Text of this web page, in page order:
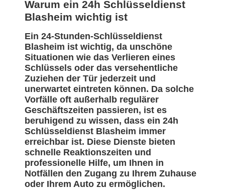
Warum ein 24h Schlüsseldienst
Blasheim wichtig ist
Ein 24-Stunden-Schlüsseldienst
Blasheim ist wichtig, da unschöne
Situationen wie das Verlieren eines
Schlüssels oder das versehentliche
Zuziehen der Tür jederzeit und
unerwartet eintreten können. Da solche
Vorfälle oft außerhalb regulärer
Geschäftszeiten passieren, ist es
beruhigend zu wissen, dass ein 24h
Schlüsseldienst Blasheim immer
erreichbar ist. Diese Dienste bieten
schnelle Reaktionszeiten und
professionelle Hilfe, um Ihnen in
Notfällen den Zugang zu Ihrem Zuhause
oder Ihrem Auto zu ermöglichen.